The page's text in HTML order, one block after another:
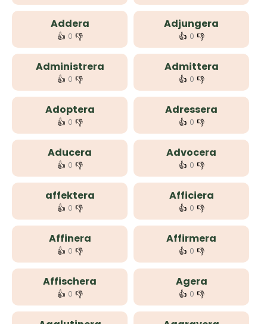
Addera
👍 0 👎
Adjungera
👍 0 👎
Administrera
👍 0 👎
Admittera
👍 0 👎
Adoptera
👍 0 👎
Adressera
👍 0 👎
Aducera
👍 0 👎
Advocera
👍 0 👎
affektera
👍 0 👎
Afficiera
👍 0 👎
Affinera
👍 0 👎
Affirmera
👍 0 👎
Affischera
👍 0 👎
Agera
👍 0 👎